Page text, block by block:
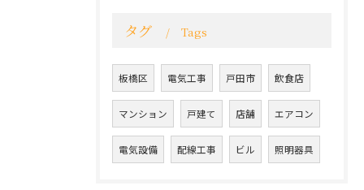
タグ Tags
板橋区 電気工事 戸田市 飲食店
マンション 戸建て 店舗 エアコン
電気設備 配線工事 ビル 照明器具